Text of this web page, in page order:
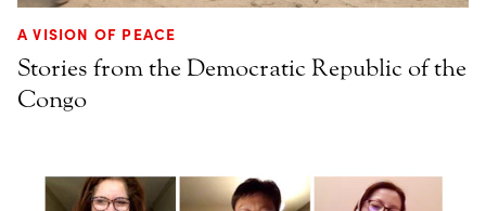
A VISION OF PEACE
Stories from the Democratic Republic of the
Congo